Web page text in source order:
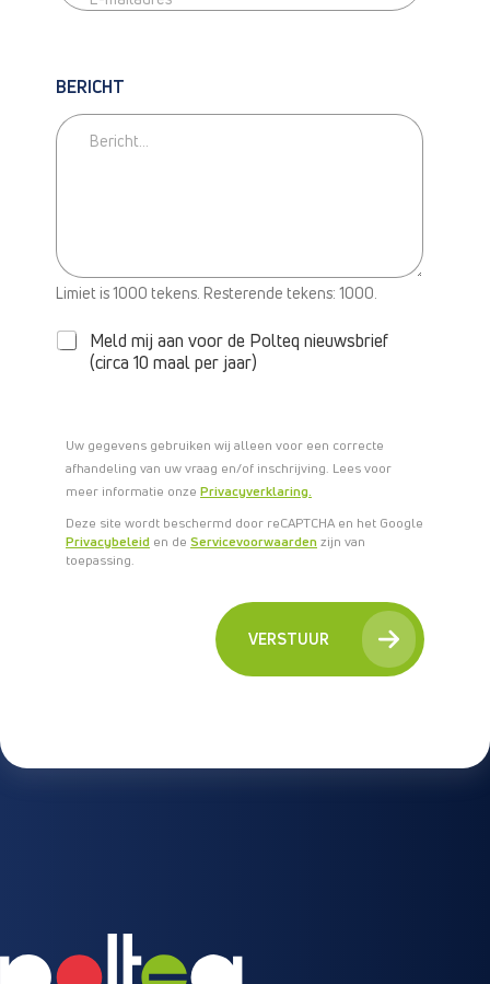
BERICHT
Limiet is 1000 tekens. Resterende tekens: 1000.
N
B
Meld mij aan voor de Polteq nieuwsbrief
(circa 10 maal per jaar)
Uw gegevens gebruiken wij alleen voor een correcte
afhandeling van uw vraag en/of inschrijving. Lees voor
meer informatie onze Privacyverklaring.
Deze site wordt beschermd door reCAPTCHA en het Google
Privacybeleid en de Servicevoorwaardenzijn van
toepassing.
VERSTUUR